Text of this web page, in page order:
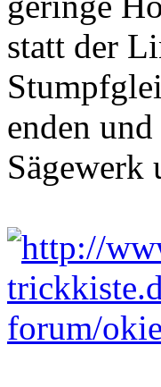
statt der
enden
Sägewerk